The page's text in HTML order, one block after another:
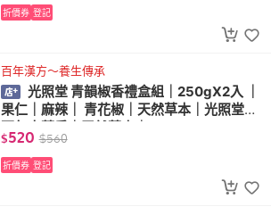
折價券 登記
百年漢方～養生傳承
光照堂 青韻椒香禮盒組｜250gX2入 ｜
果仁｜麻辣｜ 青花椒｜天然草本｜光照堂｜
百年中藥房｜天然草本｜
$520 $560
折價券 登記